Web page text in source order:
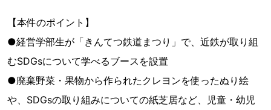
【本件のポイント】
●経営学部生が「きんてつ鉄道まつり」で、近鉄が取り組
むSDGsについて学べるブースを設置
●廃棄野菜・果物から作られたクレヨンを使ったぬり絵
や、SDGsの取り組みについての紙芝居など、児童・幼児